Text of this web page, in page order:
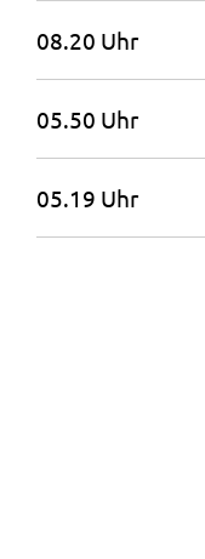
08.20 Uhr
05.50 Uhr
05.19 Uhr